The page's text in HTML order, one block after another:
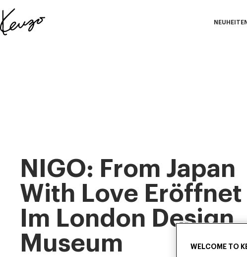
Offizielle
NEUHEITEN
NIGO: From Japan
With Love Eröffnet
Im London Design
Museum
WELCOME TO